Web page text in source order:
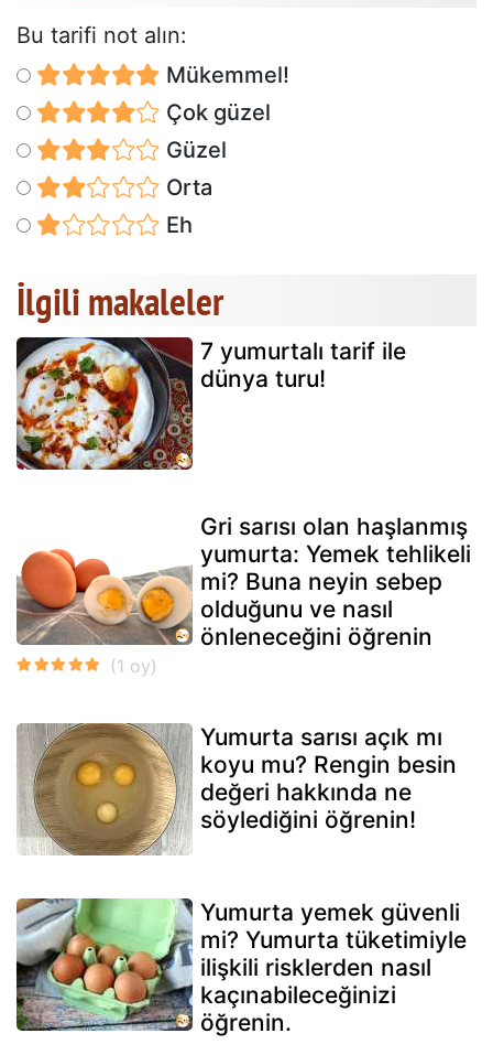
Bu tarifi not alın:
Mükemmel!
Çok güzel
Güzel
Orta
Eh
İlgili makaleler
7 yumurtalı tarif ile
dünya turu!
Gri sarısı olan haşlanmış
yumurta: Yemek tehlikeli
mi? Buna neyin sebep
olduğunu ve nasıl
önleneceğini öğrenin
Yumurta sarısı açık mı
koyu mu? Rengin besin
değeri hakkında ne
söylediğini öğrenin!
Yumurta yemek güvenli
mi? Yumurta tüketimiyle
ilişkili risklerden nasıl
kaçınabileceğinizi
öğrenin.